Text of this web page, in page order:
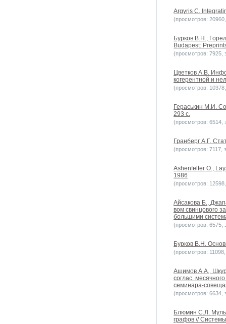
Argyris C.
(просмотров:
Бурков B.H.,
Budapest:
(просмотров: 7925,
Цветков А.В.
когерентной и
(просмотров:
Гераськин М.И.
293 с.
(просмотров: 6514,
Гранберг А.Г.
(просмотров: 7117,
Ashenfelter O.,
1986
(просмотров:
Айсакова Б.,
вом свинцового
большими
(просмотров: 6575,
Бурков В.Н.
(просмотров:
Ашимов А.А.,
соглас.
семинара-
(просмотров: 6634,
Блюмин С.Л.
графов //